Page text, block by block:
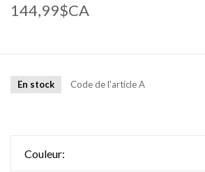
144,99$CA
En stock Code de l'articleA
Couleur: